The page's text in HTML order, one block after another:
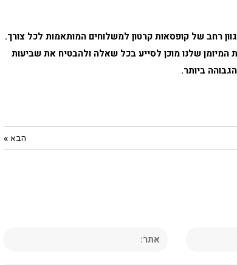
רחב של קופסאות קרטון למשלוחים המותאמות לכל צורך.
המיומן שלנו מוכן לסייע בכל שאלה ולהבטיח את שביעות
ביותר.
הבא »